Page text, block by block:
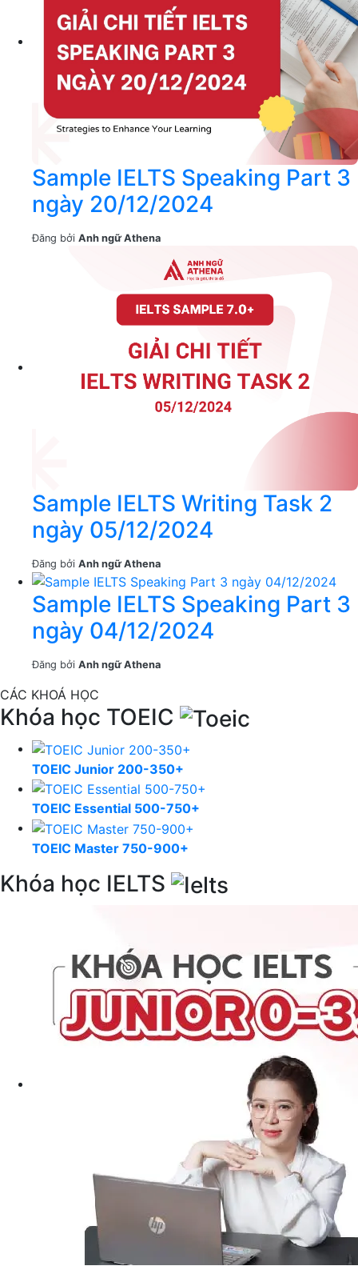
Sample IELTS Speaking Part 3
ngày 20/12/2024
Đăng bởi Anh ngữ Athena
Sample IELTS Writing Task 2
ngày 05/12/2024
Đăng bởi Anh ngữ Athena
Sample IELTS Speaking Part 3
ngày 04/12/2024
Đăng bởi Anh ngữ Athena
CÁC KHOÁ HỌC
Khóa học TOEIC
TOEIC Junior 200-350+
TOEIC Essential 500-750+
TOEIC Master 750-900+
Khóa học IELTS